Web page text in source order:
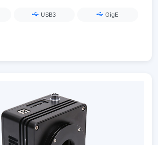
USB3 GigE